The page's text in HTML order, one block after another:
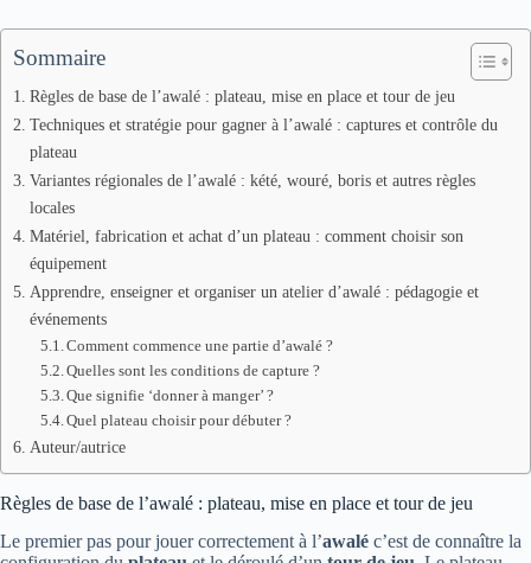
Sommaire
Règles de base de l’awalé : plateau, mise en place et tour de jeu
Techniques et stratégie pour gagner à l’awalé : captures et contrôle du
plateau
Variantes régionales de l’awalé : kété, wouré, boris et autres règles
locales
Matériel, fabrication et achat d’un plateau : comment choisir son
équipement
Apprendre, enseigner et organiser un atelier d’awalé : pédagogie et
événements
Comment commence une partie d’awalé ?
Quelles sont les conditions de capture ?
Que signifie ‘donner à manger’ ?
Quel plateau choisir pour débuter ?
Auteur/autrice
Règles de base de l’awalé : plateau, mise en place et tour de jeu
Le premier pas pour jouer correctement à l’awalé c’est de connaître la